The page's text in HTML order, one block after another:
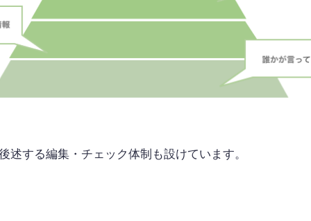
する編集・チェック体制も設けています。